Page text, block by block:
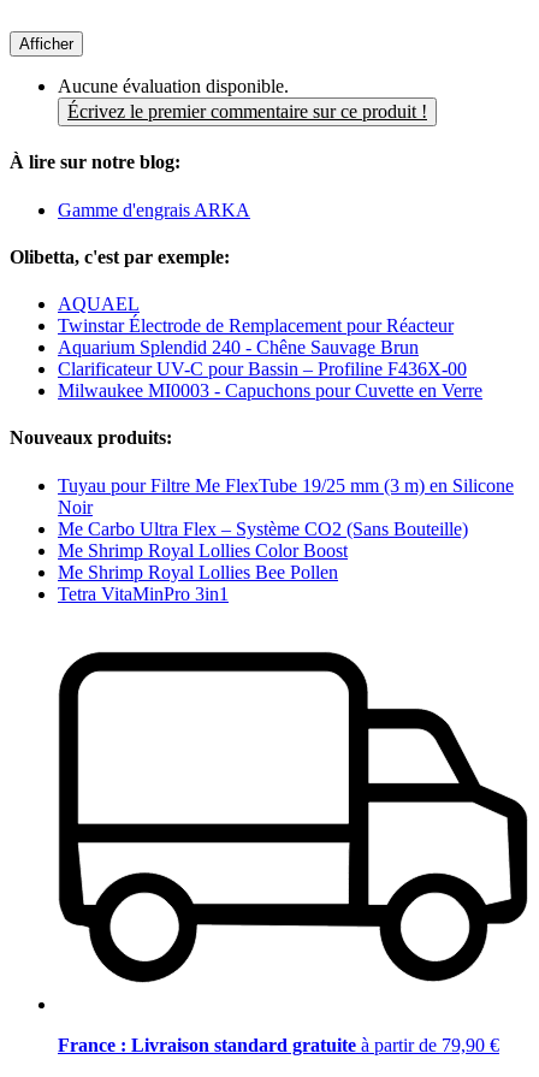
Afficher
Aucune évaluation disponible.
Écrivez le premier commentaire sur ce produit !
À lire sur notre blog:
Gamme d'engrais ARKA
Olibetta, c'est par exemple:
AQUAEL
Twinstar Électrode de Remplacement pour Réacteur
Aquarium Splendid 240 - Chêne Sauvage Brun
Clarificateur UV-C pour Bassin – Profiline F436X-00
Milwaukee MI0003 - Capuchons pour Cuvette en Verre
Nouveaux produits:
Tuyau pour Filtre Me FlexTube 19/25 mm (3 m) en Silicone
Noir
Me Carbo Ultra Flex – Système CO2 (Sans Bouteille)
Me Shrimp Royal Lollies Color Boost
Me Shrimp Royal Lollies Bee Pollen
Tetra VitaMinPro 3in1
France : Livraison standard gratuite à partir de 79,90 €